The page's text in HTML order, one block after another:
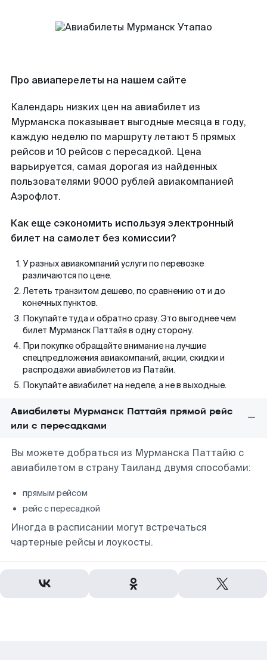
Про авиаперелеты на нашем сайте
Календарь низких цен на авиабилет из
Мурманска показывает выгодные месяца в году,
каждую неделю по маршруту летают 5 прямых
рейсов и 10 рейсов с пересадкой. Цена
варьируется, самая дорогая из найденных
пользователями 9000 рублей авиакомпанией
Аэрофлот.
Как еще сэкономить используя электронный
билет на самолет без комиссии?
У разных авиакомпаний услуги по перевозке
различаются по цене.
Лететь транзитом дешево, по сравнению от и до
конечных пунктов.
Покупайте туда и обратно сразу. Это выгоднее чем
билет Мурманск Паттайя в одну сторону.
При покупке обращайте внимание на лучшие
спецпредложения авиакомпаний, акции, скидки и
распродажи авиабилетов из Патайи.
Покупайте авиабилет на неделе, а не в выходные.
Авиабилеты Мурманск Паттайя прямой рейс
или с пересадками
Вы можете добраться из Мурманска Паттайю с
авиабилетом в страну Таиланд двумя способами:
прямым рейсом
рейс с пересадкой
Иногда в расписании могут встречаться
чартерные рейсы и лоукосты.